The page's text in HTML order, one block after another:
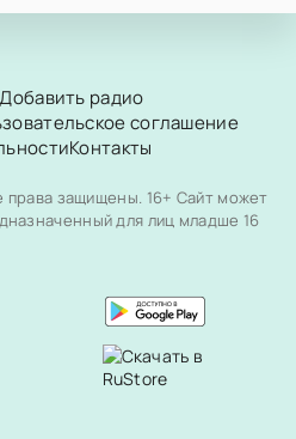
Добавить радио
соглашение
Контакты
права защищены. 16+ Сайт может
для лиц младше 16